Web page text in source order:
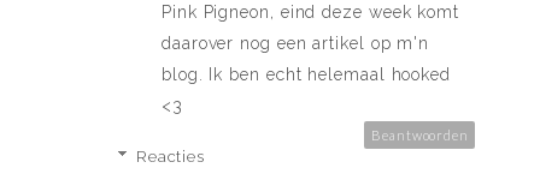
Pink Pigneon, eind deze week komt
daarover nog een artikel op m'n
blog. Ik ben echt helemaal hooked
<3
Beantwoorden
Reacties